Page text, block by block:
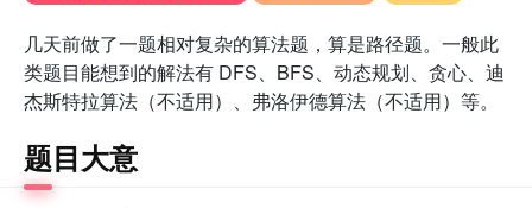
几天前做了一题相对复杂的算法题，算是路径题。一般此
类题目能想到的解法有 DFS、BFS、动态规划、贪心、迪
杰斯特拉算法（不适用）、弗洛伊德算法（不适用）等。
题目大意